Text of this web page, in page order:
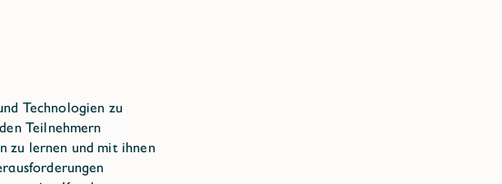
Technologien zu
Teilnehmern
zu lernen und mit ihnen